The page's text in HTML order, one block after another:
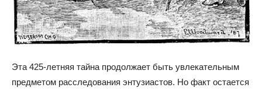
Эта 425-летняя тайна продолжает быть увлекательным
предметом расследования энтузиастов. Но факт остается